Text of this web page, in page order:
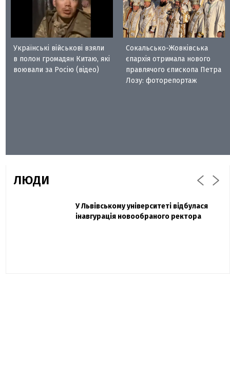
Українські військові взяли
в полон громадян Китаю, які
воювали за Росію (відео)
Сокальсько-Жовківська
єпархія отримала нового
правлячого єпископа Петра
Лозу: фоторепортаж
ЛЮДИ
Павло Дак
Захисник "Азовсталі" Діанов вдруге
одружився та показав фото з весілля
У Львівському університеті відбулася
інавгурація новообраного ректора